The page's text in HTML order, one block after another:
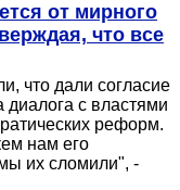
от мирного
что все
что дали согласие
диалога с властями
реформ.
нам его
их сломили", -